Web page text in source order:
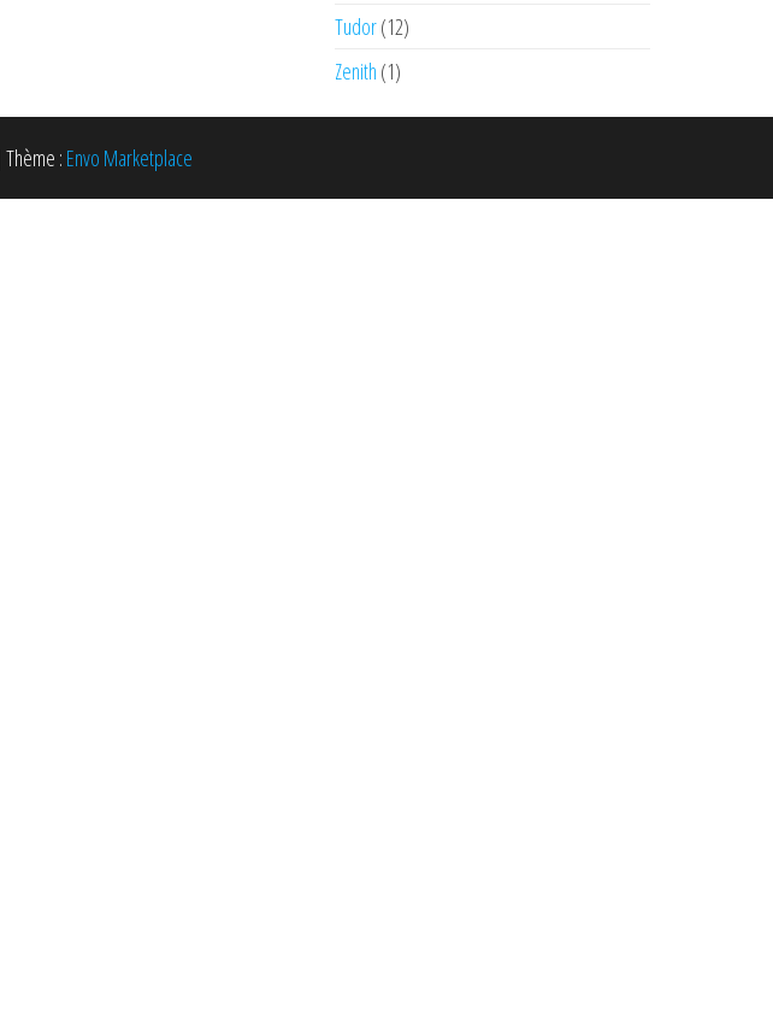
Tudor(12)
Zenith (1)
Thème : Envo Marketplace